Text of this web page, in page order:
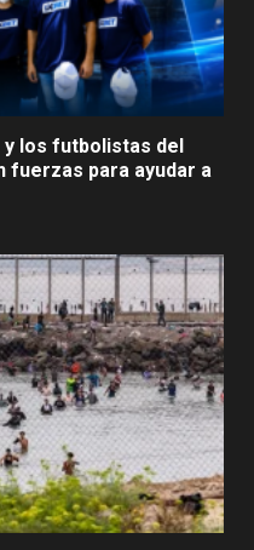
los futbolistas del
fuerzas para ayudar a